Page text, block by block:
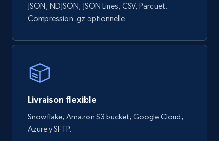
Wayfair products
Initial price, Discount, Final price, and more.
822+
JSON, NDJSON, JSON Lines, CSV, Parquet.
Compression .gz optionnelle.
Livraison flexible
Snowflake, Amazon S3 bucket, Google Cloud,
Azure y SFTP.